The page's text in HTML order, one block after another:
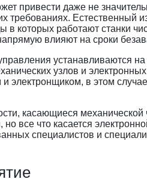
привести даже не
требованиях. Естественный
в которых работают станки
влияют на сроки
устанавливаются на
узлов и
электронщиком, в этом случае
касающиеся механической
все что касается
специалистов и